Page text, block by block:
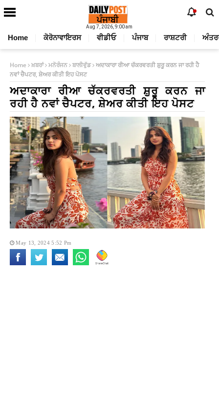
Aug 7, 2026, 9:00 am
Home ਕੋਰੋਨਾਵਾਇਰਸ ਵੀਡੀਓ ਪੰਜਾਬ ਰਾਸ਼ਟਰੀ
Home ਖ਼ਬਰਾਂ ਮਨੋਰੰਜਨ ਬਾਲੀਵੁੱਡ ਅਦਾਕਾਰਾ ਰੀਆ ਚੱਕਰਵਰਤੀ ਸ਼ੁਰੂ ਕਰਨ ਜਾ ਰਹੀ ਹੈ
ਨਵਾਂ ਚੈਪਟਰ, ਸ਼ੇਅਰ ਕੀਤੀ ਇਹ ਪੋਸਟ
ਅਦਾਕਾਰਾ ਰੀਆ ਚੱਕਰਵਰਤੀ ਸ਼ੁਰੂ ਕਰਨ ਜਾ
ਰਹੀ ਹੈ ਨਵਾਂ ਚੈਪਟਰ, ਸ਼ੇਅਰ ਕੀਤੀ ਇਹ ਪੋਸਟ
May 13, 2024 5:52 Pm